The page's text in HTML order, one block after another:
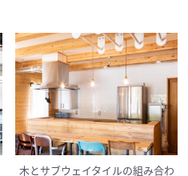
木とサブウェイタイルの組み合わ